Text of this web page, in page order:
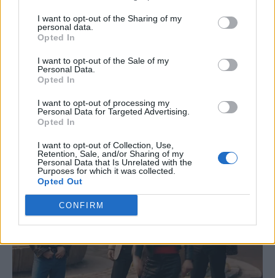
I want to opt-out of the Sharing of my
personal data.
Opted In
I want to opt-out of the Sale of my
Personal Data.
Opted In
I want to opt-out of processing my
Personal Data for Targeted Advertising.
Opted In
I want to opt-out of Collection, Use,
Retention, Sale, and/or Sharing of my
Personal Data that Is Unrelated with the
Purposes for which it was collected.
Opted Out
CONFIRM
αποκλιμάκωσης τιμών στη
σκιά των μέτρων για την
αντιμετώπιση της ακρίβειας
τζίρος στα σούπερ μάρκετ στο